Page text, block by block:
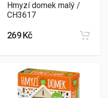
Hmyzí domek malý /
CH3617
269 Kč